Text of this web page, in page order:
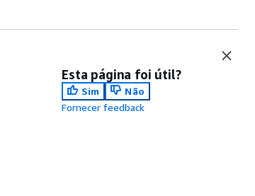
Esta página foi útil?
Sim
Não
Fornecer feedback